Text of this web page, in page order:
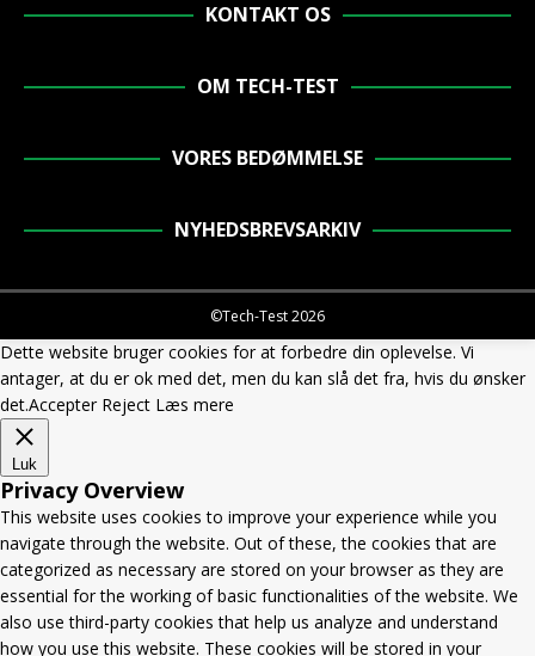
KONTAKT OS
OM TECH-TEST
VORES BEDØMMELSE
NYHEDSBREVSARKIV
©Tech-Test 2026
Dette website bruger cookies for at forbedre din oplevelse. Vi
antager, at du er ok med det, men du kan slå det fra, hvis du ønsker
det.Accepter Reject Læs mere
Luk
Privacy Overview
This website uses cookies to improve your experience while you
navigate through the website. Out of these, the cookies that are
categorized as necessary are stored on your browser as they are
essential for the working of basic functionalities of the website. We
also use third-party cookies that help us analyze and understand
how you use this website. These cookies will be stored in your